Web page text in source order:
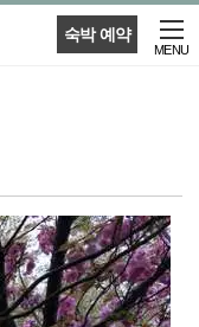
숙박 예약
MENU